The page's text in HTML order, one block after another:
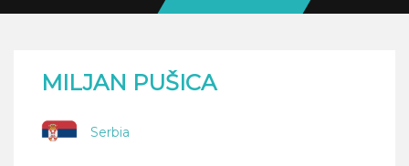
MILJAN PUŠICA
Serbia